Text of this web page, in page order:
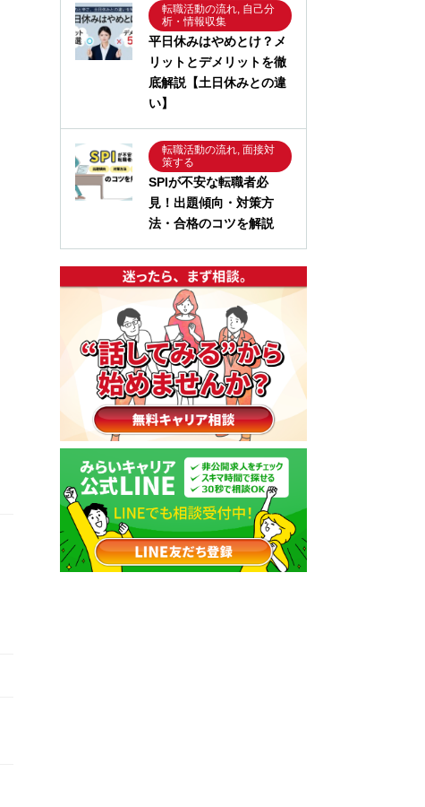
転職活動の流れ, 自己分
析・情報収集
平日休みはやめとけ？メ
リットとデメリットを徹
底解説【土日休みとの違
い】
転職活動の流れ, 面接対
策する
SPIが不安な転職者必
見！出題傾向・対策方
法・合格のコツを解説